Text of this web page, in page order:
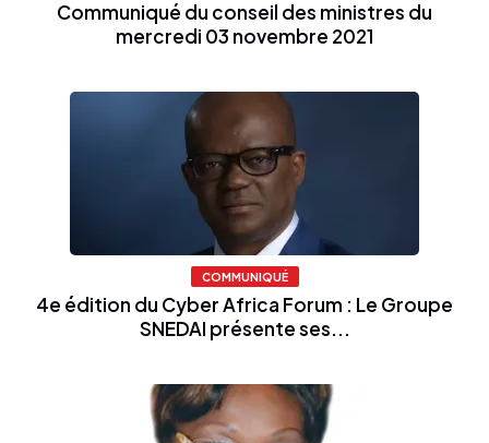
Communiqué du conseil des ministres du
mercredi 03 novembre 2021
COMMUNIQUÉ
4e édition du Cyber Africa Forum : Le Groupe
SNEDAI présente ses...